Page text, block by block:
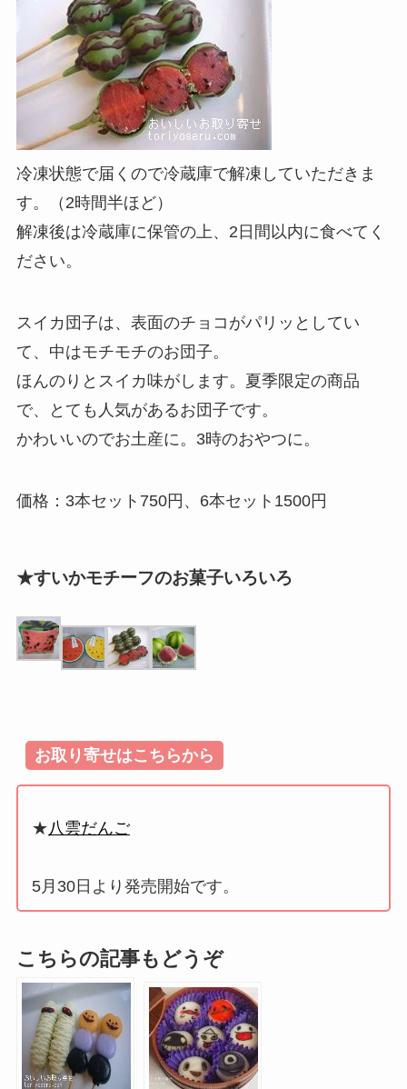
冷凍状態で届くので冷蔵庫で解凍していただきま
す。（2時間半ほど）
解凍後は冷蔵庫に保管の上、2日間以内に食べてく
ださい。
スイカ団子は、表面のチョコがパリッとしてい
て、中はモチモチのお団子。
ほんのりとスイカ味がします。夏季限定の商品
で、とても人気があるお団子です。
かわいいのでお土産に。3時のおやつに。
価格：3本セット750円、6本セット1500円
★すいかモチーフのお菓子いろいろ
お取り寄せはこちらから
★ 八雲だんご
5月30日より発売開始です。
こちらの記事もどうぞ